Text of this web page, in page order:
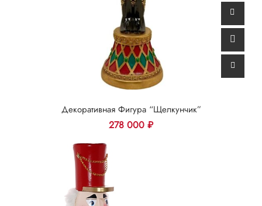
Декоративная Фигура “Щелкунчик”
278 000 ₽